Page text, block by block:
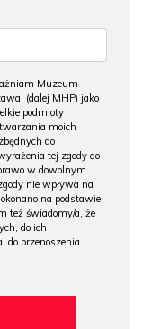
Muzeum
(dalej MHP) jako
podmioty
moich
do
tej zgody do
w dowolnym
nie wpływa na
na podstawie
też świadomy/a, że
do ich
do przenoszenia